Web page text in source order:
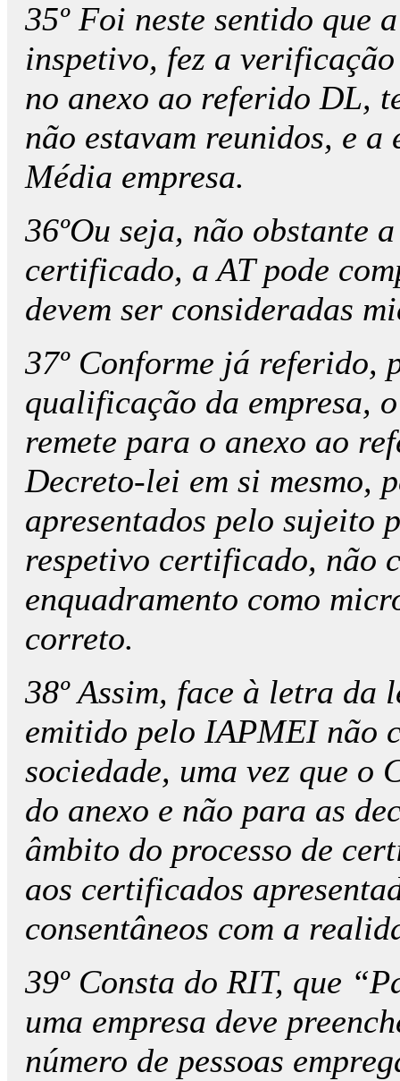
35º Foi neste sentido que
inspetivo, fez a
no anexo ao referido DL,
não estavam reunidos, e
Média empresa.
36ºOu seja, não obstante
certificado, a AT pode
devem ser consideradas
37º Conforme já referido,
qualificação da empresa,
remete para o anexo ao
Decreto-lei em si mesmo,
apresentados pelo sujeito
respetivo certificado, não
enquadramento como
correto.
38º Assim, face à letra
emitido pelo IAPMEI não
sociedade, uma vez que o
do anexo e não para as
âmbito do processo de
aos certificados
consentâneos com a
39º Consta do RIT, que
uma empresa deve
número de pessoas